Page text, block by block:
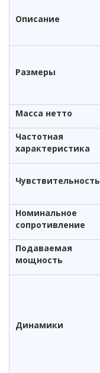
Описание
Размеры
Масса нетто
Частотная
характеристика
Чувствительность
Номинальное
сопротивление
Подаваемая
мощность
Динамики